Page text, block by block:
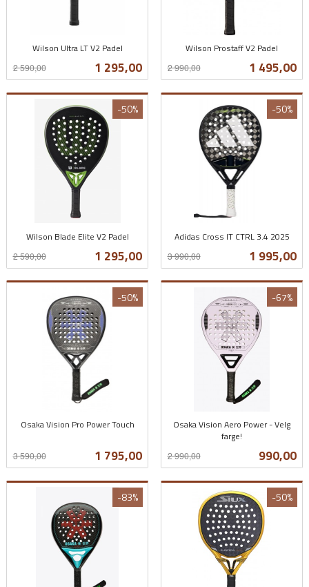
Wilson Ultra LT V2 Padel
Tilbud
1 295,00
2 590,00
mva.
Wilson Prostaff V2 Padel
Tilbud
1 495,00
2 990,00
mva.
Wilson Blade Elite V2 Padel
Tilbud
1 295,00
2 590,00
-50%
mva.
Adidas Cross IT CTRL 3.4 2025
Tilbud
1 995,00
3 990,00
-50%
mva.
Osaka Vision Pro Power Touch
Tilbud
1 795,00
3 590,00
-50%
Osaka Vision Aero Power - Velg
farge!
Tilbud
990,00
2 990,00
-67%
mva.
-83% -50%